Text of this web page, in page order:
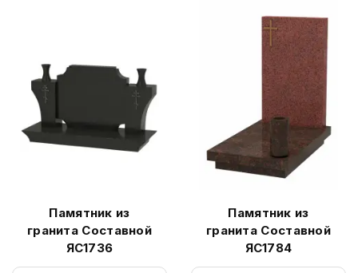
Памятник из
гранита Составной
ЯС1736
Памятник из
гранита Составной
ЯС1784